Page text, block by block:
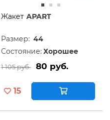
Жакет APART
Размер: 44
Состояние: Хорошее
1 105 руб. 80 руб.
15